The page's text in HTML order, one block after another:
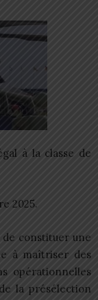
à la classe de
2025.
constituer une
à maîtriser des
opérationnelles
la présélection